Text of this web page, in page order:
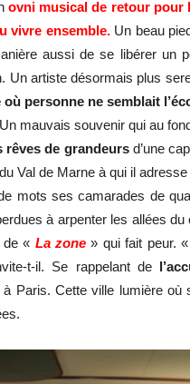
ovni musical de retour pour
vivre ensemble.Un beau
aussi de se libérer un
Un artiste désormais plus
personne ne semblait
mauvais souvenir qui au
rêves de grandeursd’une
Val de Marne à qui il
mots ses camarades de
à arpenter les allées
de « La zone » qui fait peur. «
t-il. Se rappelant de
Paris. Cette ville lumière où